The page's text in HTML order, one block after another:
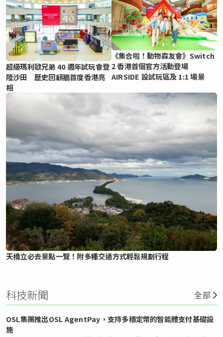
超級瑪利歐兄弟 40 週年試玩會登
陸沙田 歷史回顧牆首度香港亮
相
《集合啦！動物森友會》Switch
2 香港首個官方活動登場
AIRSIDE 設試玩區及 1:1 場景
天橋立必去景點一覽！附多種交通方式輕鬆規劃行程
科技新聞 全部
OSL集團推出OSL AgentPay，支持多穩定幣的智能體支付基礎設
施